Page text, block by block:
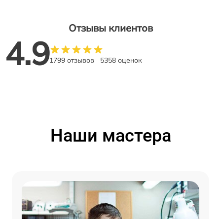
Отзывы клиентов
4.91799 отзывов 5358 оценок
Наши мастера